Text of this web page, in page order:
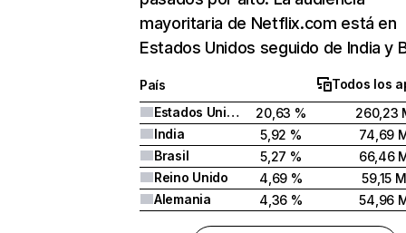
mayoritaria de Netflix.com está en
Estados Unidos seguido de India y
País
Todos los
Estados Unidos
20,63 %
260,23
India
5,92 %
74,69
Brasil
5,27 %
66,46
Reino Unido
4,69 %
59,15 M
Alemania
4,36 % 54,96